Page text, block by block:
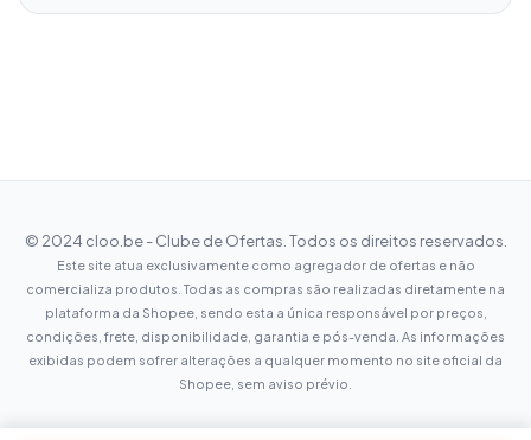
© 2024 cloo.be - Clube de Ofertas. Todos os direitos reservados.
Este site atua exclusivamente como agregador de ofertas e não
comercializa produtos. Todas as compras são realizadas diretamente na
plataforma da Shopee, sendo esta a única responsável por preços,
condições, frete, disponibilidade, garantia e pós-venda. As informações
exibidas podem sofrer alterações a qualquer momento no site oficial da
Shopee, sem aviso prévio.